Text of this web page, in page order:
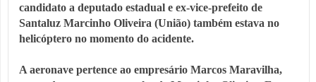
candidato a deputado estadual e ex-vice-prefeito de
Santaluz Marcinho Oliveira (União) também estava no
helicóptero no momento do acidente.
A aeronave pertence ao empresário Marcos Maravilha,